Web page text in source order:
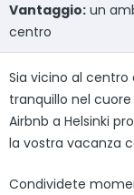
Vantaggio: un
centro
Sia vicino al
tranquillo nel
Airbnb a Helsinki
la vostra vacanza
Condividete